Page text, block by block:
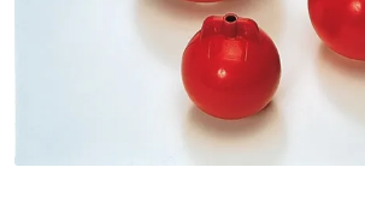
Motor/Styring
Fritid/Sikkerhet